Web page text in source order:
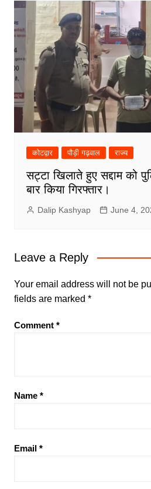
कोटद्वार पौड़ी गढ़वाल राज्य
सट्टा खिलाते हुए सद्दाम को
बार किया गिरफ्तार।
Dalip Kashyap June 4,
Leave a Reply
Your email address will not be
fields are marked *
Comment *
Name *
Email *